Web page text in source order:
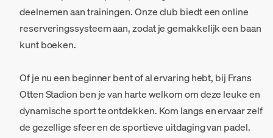
deelnemen aan trainingen. Onze club biedt een online
reserveringssysteem aan, zodat je gemakkelijk een baan
kunt boeken.
Of je nu een beginner bent of al ervaring hebt, bij Frans
Otten Stadion ben je van harte welkom om deze leuke en
dynamische sport te ontdekken. Kom langs en ervaar zelf
de gezellige sfeer en de sportieve uitdaging van padel.